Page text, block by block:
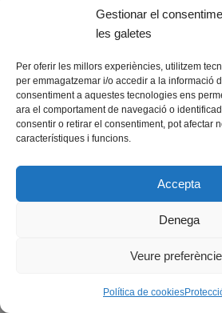
Gestionar el
les galetes
Per oferir les millors experiències, utilitzem
per emmagatzemar i/o accedir a la informació
consentiment a aquestes tecnologies ens
ara el comportament de navegació o
consentir o retirar el consentiment, pot afectar
característiques i funcions.
Accepta
Denega
Veure
Política de cookies
© Fundació guifi.net -Privadesa i avís
Escoles Antigues, 08503 Gurb,